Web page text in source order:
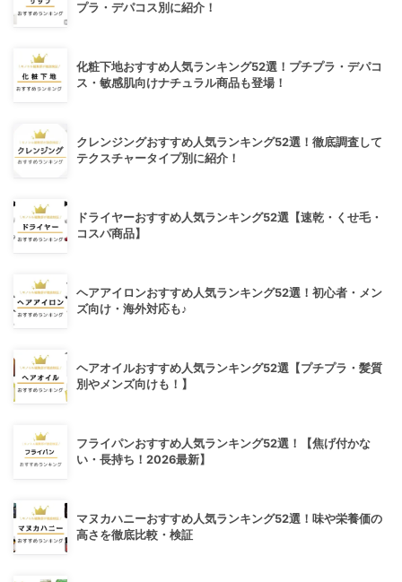
プラ・デパコス別に紹介！
化粧下地おすすめ人気ランキング52選！プチプラ・デパコ
ス・敏感肌向けナチュラル商品も登場！
クレンジングおすすめ人気ランキング52選！徹底調査して
テクスチャータイプ別に紹介！
ドライヤーおすすめ人気ランキング52選【速乾・くせ毛・
コスパ商品】
ヘアアイロンおすすめ人気ランキング52選！初心者・メン
ズ向け・海外対応も♪
ヘアオイルおすすめ人気ランキング52選【プチプラ・髪質
別やメンズ向けも！】
フライパンおすすめ人気ランキング52選！【焦げ付かな
い・長持ち！2026最新】
マヌカハニーおすすめ人気ランキング52選！味や栄養価の
高さを徹底比較・検証